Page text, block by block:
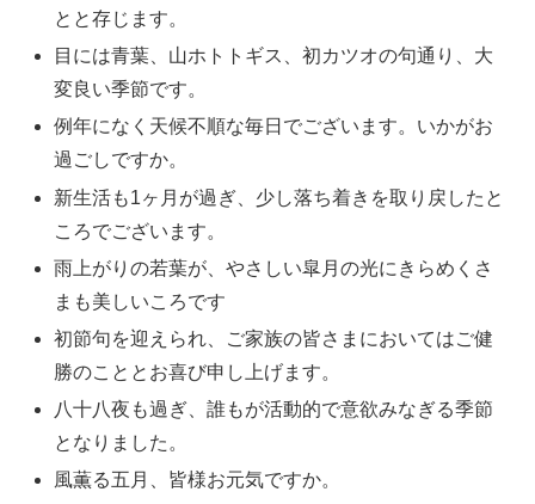
とと存じます。
目には青葉、山ホトトギス、初カツオの句通り、大
変良い季節です。
例年になく天候不順な毎日でございます。いかがお
過ごしですか。
新生活も1ヶ月が過ぎ、少し落ち着きを取り戻したと
ころでございます。
雨上がりの若葉が、やさしい皐月の光にきらめくさ
まも美しいころです
初節句を迎えられ、ご家族の皆さまにおいてはご健
勝のこととお喜び申し上げます。
八十八夜も過ぎ、誰もが活動的で意欲みなぎる季節
となりました。
風薫る五月、皆様お元気ですか。